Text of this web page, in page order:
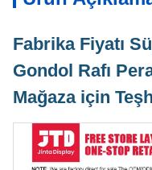
Fabrika Fiyatı
Gondol Rafı
Mağaza için